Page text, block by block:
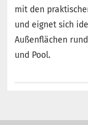
mit den
und eignet sich
Außenflächen
und Pool.